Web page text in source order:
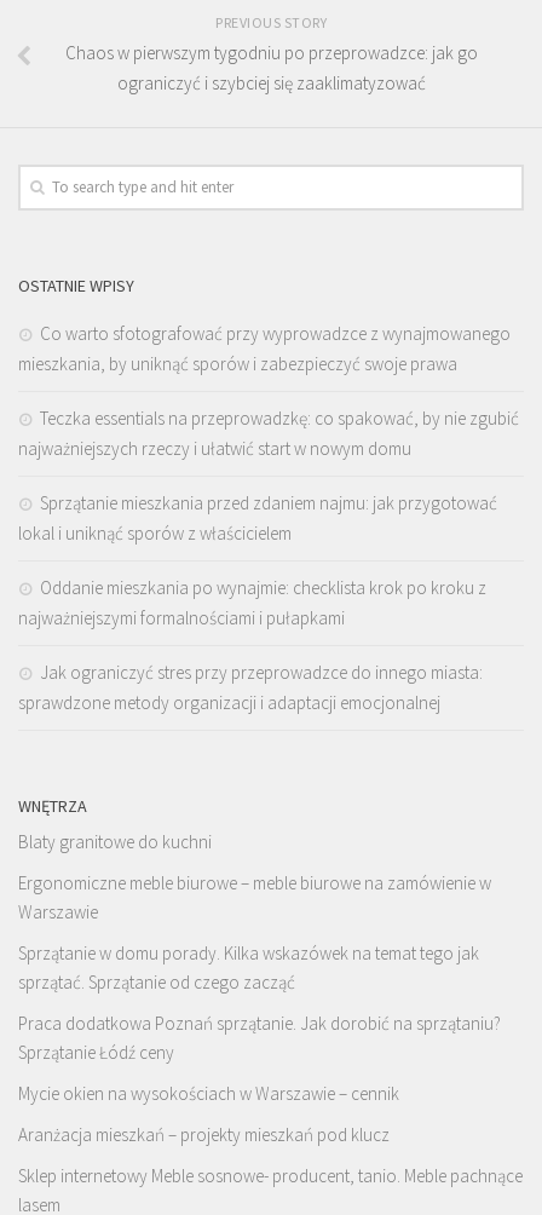
PREVIOUS STORY
Chaos w pierwszym tygodniu po przeprowadzce: jak go
ograniczyć i szybciej się zaaklimatyzować
OSTATNIE WPISY
Co warto sfotografować przy wyprowadzce z wynajmowanego
mieszkania, by uniknąć sporów i zabezpieczyć swoje prawa
Teczka essentials na przeprowadzkę: co spakować, by nie zgubić
najważniejszych rzeczy i ułatwić start w nowym domu
Sprzątanie mieszkania przed zdaniem najmu: jak przygotować
lokal i uniknąć sporów z właścicielem
Oddanie mieszkania po wynajmie: checklista krok po kroku z
najważniejszymi formalnościami i pułapkami
Jak ograniczyć stres przy przeprowadzce do innego miasta:
sprawdzone metody organizacji i adaptacji emocjonalnej
WNĘTRZA
Blaty granitowe do kuchni
Ergonomiczne meble biurowe – meble biurowe na zamówienie w
Warszawie
Sprzątanie w domu porady. Kilka wskazówek na temat tego jak
sprzątać. Sprzątanie od czego zacząć
Praca dodatkowa Poznań sprzątanie. Jak dorobić na sprzątaniu?
Sprzątanie Łódź ceny
Mycie okien na wysokościach w Warszawie – cennik
Aranżacja mieszkań – projekty mieszkań pod klucz
Sklep internetowy Meble sosnowe- producent, tanio. Meble pachnące
lasem